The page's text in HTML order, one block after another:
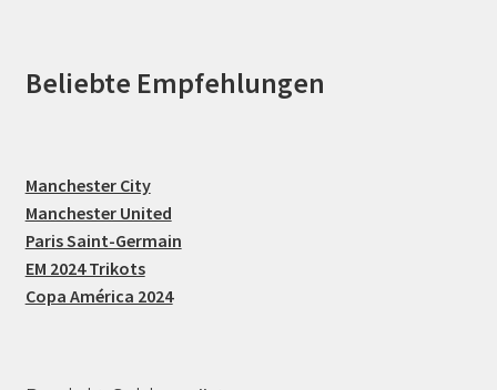
Beliebte Empfehlungen
Manchester City
Manchester United
Paris Saint-Germain
EM 2024 Trikots
Copa América 2024